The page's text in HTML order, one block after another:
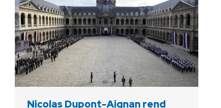
Nicolas Dupont-Aignan rend